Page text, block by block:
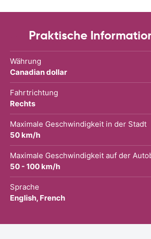
Praktische
Währung
Canadian dollar
Fahrtrichtung
Rechts
Maximale Geschwindigkeit in der Stadt
50 km/h
Maximale Geschwindigkeit auf der
50 - 100 km/h
Sprache
English, French